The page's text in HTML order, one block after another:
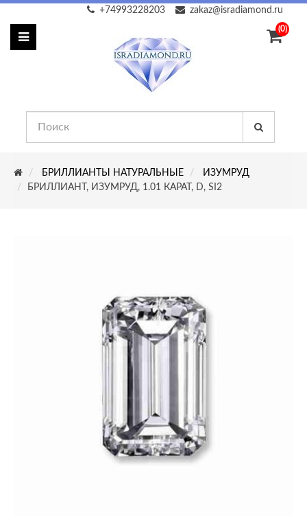
zakaz@isradiamond.ru
+74993228203
(0)
БРИЛЛИАНТЫ НАТУРАЛЬНЫЕ
ИЗУМРУД
БРИЛЛИАНТ, ИЗУМРУД, 1.01 КАРАТ, D, SI2